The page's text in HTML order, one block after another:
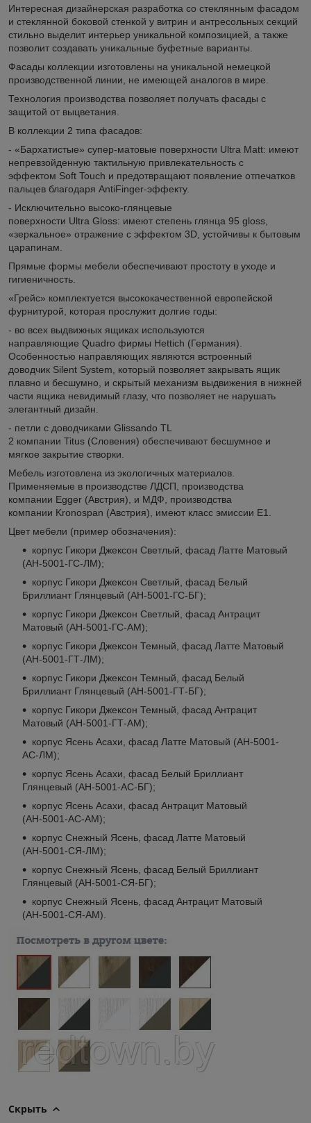
Интересная дизайнерская разработка со стеклянным фасадом
и стеклянной боковой стенкой у витрин и антресольных секций
стильно выделит интерьер уникальной композицией, а также
позволит создавать уникальные буфетные варианты.
Фасады коллекции изготовлены на уникальной немецкой
производственной линии, не имеющей аналогов в мире.
Технология производства позволяет получать фасады с
защитой от выцветания.
В коллекции 2 типа фасадов:
- «Бархатистые» супер-матовые поверхности Ultra Matt: имеют
непревзойденную тактильную привлекательность с
эффектом Soft Touch и предотвращают появление отпечатков
пальцев благодаря AntiFinger-эффекту.
- Исключительно высоко-глянцевые
поверхности Ultra Gloss: имеют степень глянца 95 gloss,
«зеркальное» отражение с эффектом 3D, устойчивы к бытовым
царапинам.
Прямые формы мебели обеспечивают простоту в уходе и
гигиеничность.
«Грейс» комплектуется высококачественной европейской
фурнитурой, которая прослужит долгие годы:
- во всех выдвижных ящиках используются
направляющие Quadro фирмы Hettich (Германия).
Особенностью направляющих являются встроенный
доводчик Silent System, который позволяет закрывать ящик
плавно и бесшумно, и скрытый механизм выдвижения в нижней
части ящика невидимый глазу, что позволяет не нарушать
элегантный дизайн.
- петли с доводчиками Glissando TL
2 компании Titus (Словения) обеспечивают бесшумное и
мягкое закрытие створки.
Мебель изготовлена из экологичных материалов.
Применяемые в производстве ЛДСП, производства
компании Egger (Австрия), и МДФ, производства
компании Kronospan (Австрия), имеют класс эмиссии Е1.
Цвет мебели (пример обозначения):
корпус Гикори Джексон Светлый, фасад Латте Матовый
(АН-5001-ГС-ЛМ);
корпус Гикори Джексон Светлый, фасад Белый
Бриллиант Глянцевый (АН-5001-ГС-БГ);
корпус Гикори Джексон Светлый, фасад Антрацит
Матовый (АН-5001-ГС-АМ);
корпус Гикори Джексон Темный, фасад Латте Матовый
(АН-5001-ГТ-ЛМ);
корпус Гикори Джексон Темный, фасад Белый
Бриллиант Глянцевый (АН-5001-ГТ-БГ);
корпус Гикори Джексон Темный, фасад Антрацит
Матовый (АН-5001-ГТ-АМ);
корпус Ясень Асахи, фасад Латте Матовый (АН-5001-
АС-ЛМ);
корпус Ясень Асахи, фасад Белый Бриллиант
Глянцевый (АН-5001-АС-БГ);
корпус Ясень Асахи, фасад Антрацит Матовый
(АН-5001-АС-АМ);
корпус Снежный Ясень, фасад Латте Матовый
(АН-5001-СЯ-ЛМ);
корпус Снежный Ясень, фасад Белый Бриллиант
Глянцевый (АН-5001-СЯ-БГ);
корпус Снежный Ясень, фасад Антрацит Матовый
(АН-5001-СЯ-АМ).
Скрыть